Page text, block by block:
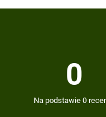
0
Na podstawie 0